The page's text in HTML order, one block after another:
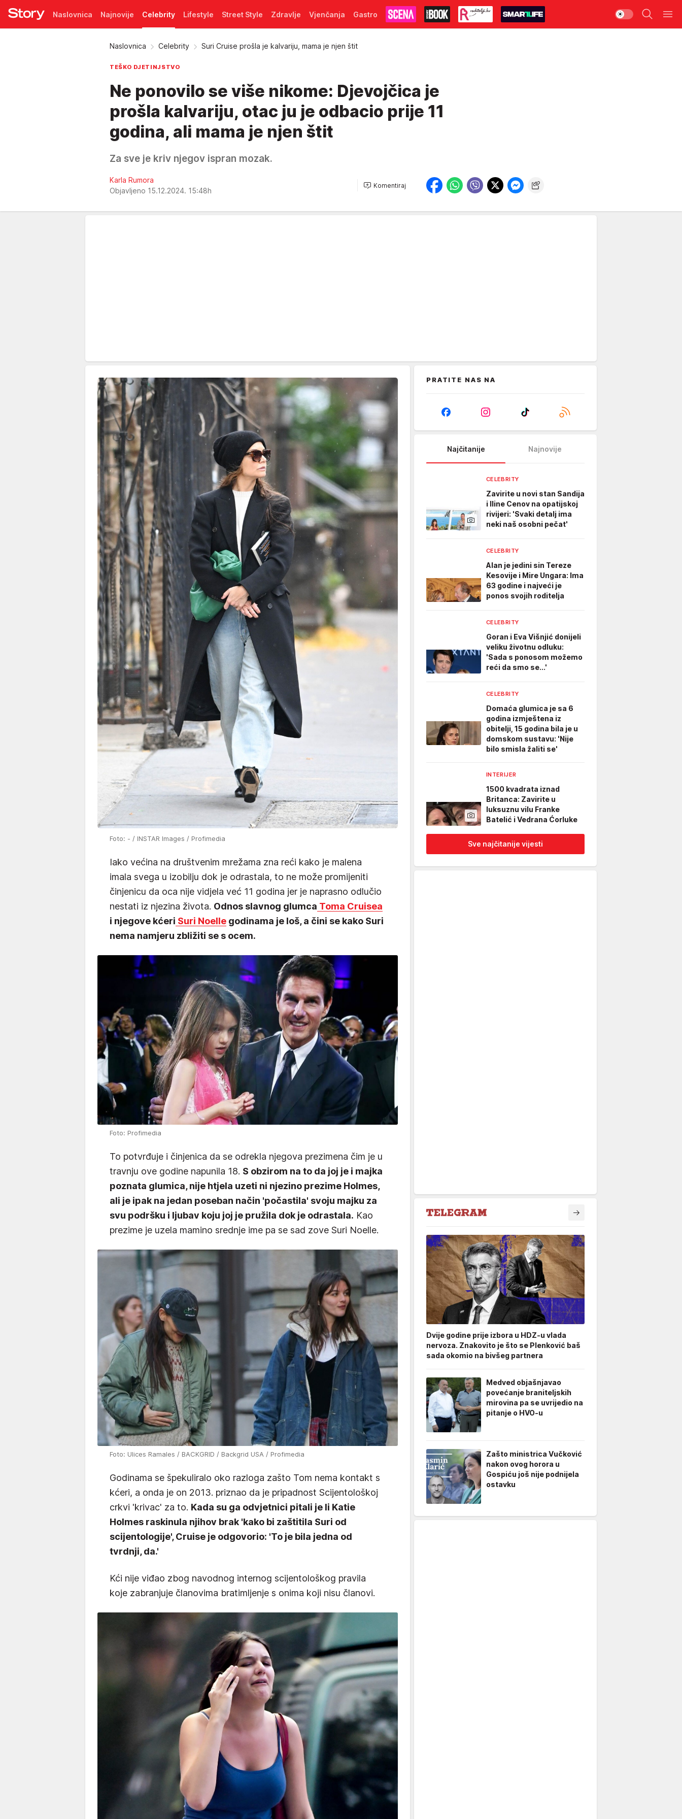
Naslovnica Najnovije Celebrity Lifestyle Street Style Zdravlje Vjenčanja Gastro
Naslovnica Celebrity Suri Cruise prošla je kalvariju, mama je njen štit
TEŠKO DJETINJSTVO
Ne ponovilo se više nikome: Djevojčica je
prošla kalvariju, otac ju je odbacio prije 11
godina, ali mama je njen štit
Za sve je kriv njegov ispran mozak.
Karla Rumora
Objavljeno 15.12.2024. 15:48h
Komentiraj
Foto: - / INSTAR Images / Profimedia
Iako većina na društvenim mrežama zna reći kako je malena
imala svega u izobilju dok je odrastala, to ne može promijeniti
činjenicu da oca nije vidjela već 11 godina jer je naprasno odlučio
nestati iz njezina života. Odnos slavnog glumca Toma Cruisea
i njegove kćeri Suri Noelle godinama je loš, a čini se kako Suri
nema namjeru zbližiti se s ocem.
Foto: Profimedia
To potvrđuje i činjenica da se odrekla njegova prezimena čim je u
travnju ove godine napunila 18. S obzirom na to da joj je i majka
poznata glumica, nije htjela uzeti ni njezino prezime Holmes,
ali je ipak na jedan poseban način 'počastila' svoju majku za
svu podršku i ljubav koju joj je pružila dok je odrastala. Kao
prezime je uzela mamino srednje ime pa se sad zove Suri Noelle.
Foto: Ulices Ramales / BACKGRID / Backgrid USA / Profimedia
Godinama se špekuliralo oko razloga zašto Tom nema kontakt s
kćeri, a onda je on 2013. priznao da je pripadnost Scijentološkoj
crkvi 'krivac' za to. Kada su ga odvjetnici pitali je li Katie
Holmes raskinula njihov brak 'kako bi zaštitila Suri od
scijentologije', Cruise je odgovorio: 'To je bila jedna od
tvrdnji, da.'
Kći nije viđao zbog navodnog internog scijentološkog pravila
koje zabranjuje članovima bratimljenje s onima koji nisu članovi.
PRATITE NAS NA
Najčitanije Najnovije
CELEBRITY
Zavirite u novi stan Sandija
i Iline Cenov na opatijskoj
rivijeri: 'Svaki detalj ima
neki naš osobni pečat'
CELEBRITY
Alan je jedini sin Tereze
Kesovije i Mire Ungara: Ima
63 godine i najveći je
ponos svojih roditelja
CELEBRITY
Goran i Eva Višnjić donijeli
veliku životnu odluku:
'Sada s ponosom možemo
reći da smo se...'
CELEBRITY
Domaća glumica je sa 6
godina izmještena iz
obitelji, 15 godina bila je u
domskom sustavu: 'Nije
bilo smisla žaliti se'
INTERIJER
1500 kvadrata iznad
Britanca: Zavirite u
luksuznu vilu Franke
Batelić i Vedrana Ćorluke
Sve najčitanije vijesti
Dvije godine prije izbora u HDZ-u vlada
nervoza. Znakovito je što se Plenković baš
sada okomio na bivšeg partnera
Medved objašnjavao
povećanje braniteljskih
mirovina pa se uvrijedio na
pitanje o HVO-u
Zašto ministrica Vučković
nakon ovog horora u
Gospiću još nije podnijela
ostavku